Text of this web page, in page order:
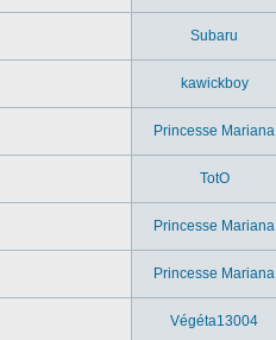
Subaru
kawickboy
Princesse Mariana
TotO
Princesse Mariana
Princesse Mariana
Végéta13004